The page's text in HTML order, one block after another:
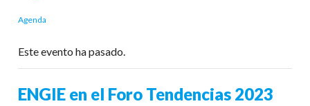
Agenda
Este evento ha pasado.
ENGIE en el Foro Tendencias 2023